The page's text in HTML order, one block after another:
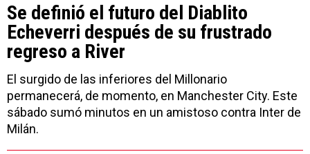
Se definió el futuro del Diablito
Echeverri después de su frustrado
regreso a River
El surgido de las inferiores del Millonario
permanecerá, de momento, en Manchester City. Este
sábado sumó minutos en un amistoso contra Inter de
Milán.